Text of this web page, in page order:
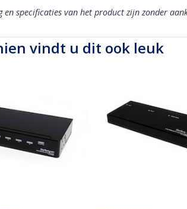
en specificaties van het product zijn zonder
vindt u dit ook leuk